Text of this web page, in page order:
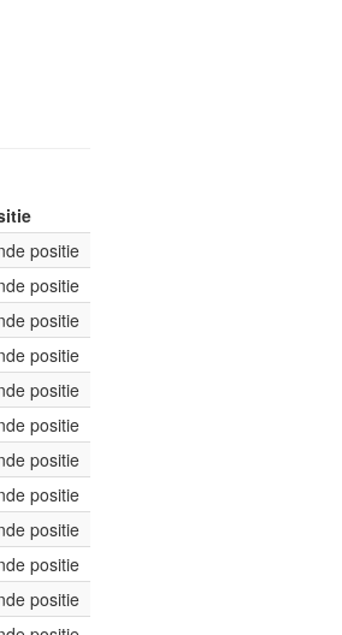
positie
positie
positie
positie
positie
positie
positie
positie
positie
positie
positie